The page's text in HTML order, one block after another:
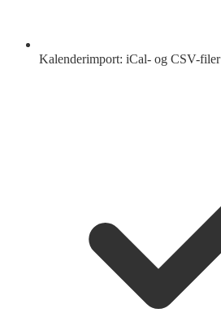
Kalenderimport: iCal- og CSV-filer